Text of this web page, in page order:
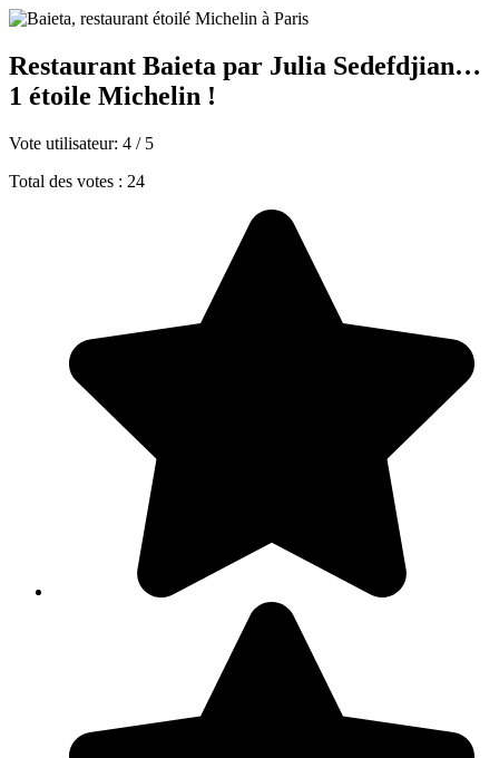
Restaurant Baieta par Julia Sedefdjian…
1 étoile Michelin !
Vote utilisateur: 4 / 5
Total des votes : 24